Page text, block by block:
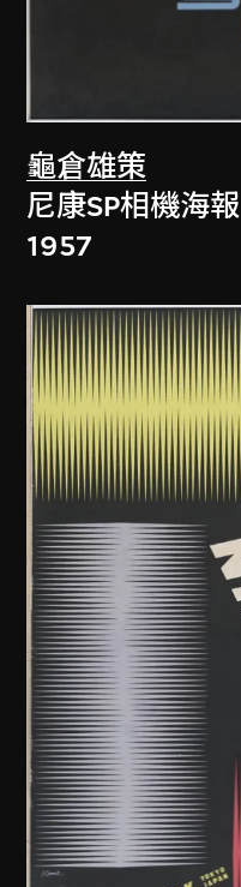
龜倉雄策
尼康SP相機海報
1957